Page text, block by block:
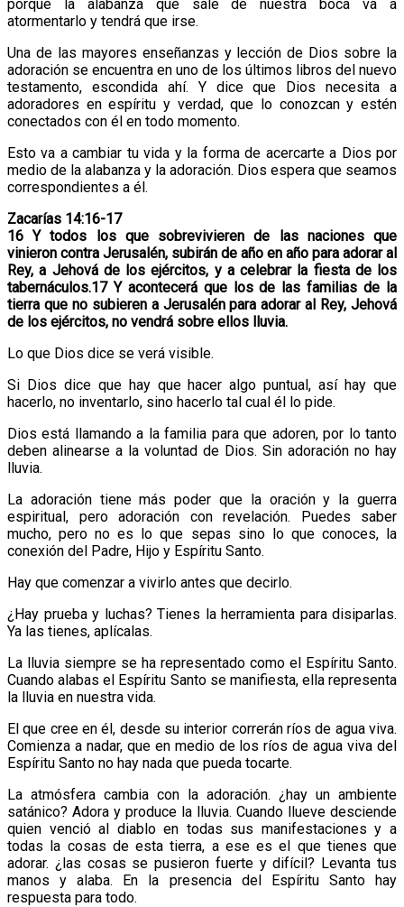
porque la alabanza que sale de nuestra boca va a
atormentarlo y tendrá que irse.
Una de las mayores enseñanzas y lección de Dios sobre la
adoración se encuentra en uno de los últimos libros del nuevo
testamento, escondida ahí. Y dice que Dios necesita a
adoradores en espíritu y verdad, que lo conozcan y estén
conectados con él en todo momento.
Esto va a cambiar tu vida y la forma de acercarte a Dios por
medio de la alabanza y la adoración. Dios espera que seamos
correspondientes a él.
Zacarías 14:16-17
16 Y todos los que sobrevivieren de las naciones que
vinieron contra Jerusalén, subirán de año en año para adorar al
Rey, a Jehová de los ejércitos, y a celebrar la fiesta de los
tabernáculos.17 Y acontecerá que los de las familias de la
tierra que no subieren a Jerusalén para adorar al Rey, Jehová
de los ejércitos, no vendrá sobre ellos lluvia.
Lo que Dios dice se verá visible.
Si Dios dice que hay que hacer algo puntual, así hay que
hacerlo, no inventarlo, sino hacerlo tal cual él lo pide.
Dios está llamando a la familia para que adoren, por lo tanto
deben alinearse a la voluntad de Dios. Sin adoración no hay
lluvia.
La adoración tiene más poder que la oración y la guerra
espiritual, pero adoración con revelación. Puedes saber
mucho, pero no es lo que sepas sino lo que conoces, la
conexión del Padre, Hijo y Espíritu Santo.
Hay que comenzar a vivirlo antes que decirlo.
¿Hay prueba y luchas? Tienes la herramienta para disiparlas.
Ya las tienes, aplícalas.
La lluvia siempre se ha representado como el Espíritu Santo.
Cuando alabas el Espíritu Santo se manifiesta, ella representa
la lluvia en nuestra vida.
El que cree en él, desde su interior correrán ríos de agua viva.
Comienza a nadar, que en medio de los ríos de agua viva del
Espíritu Santo no hay nada que pueda tocarte.
La atmósfera cambia con la adoración. ¿hay un ambiente
satánico? Adora y produce la lluvia. Cuando llueve desciende
quien venció al diablo en todas sus manifestaciones y a
todas la cosas de esta tierra, a ese es el que tienes que
adorar. ¿las cosas se pusieron fuerte y difícil? Levanta tus
manos y alaba. En la presencia del Espíritu Santo hay
respuesta para todo.